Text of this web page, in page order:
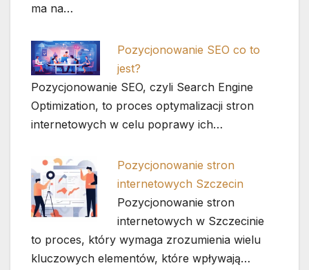
ma na…
Pozycjonowanie SEO co to
jest?
Pozycjonowanie SEO, czyli Search Engine
Optimization, to proces optymalizacji stron
internetowych w celu poprawy ich…
Pozycjonowanie stron
internetowych Szczecin
Pozycjonowanie stron
internetowych w Szczecinie
to proces, który wymaga zrozumienia wielu
kluczowych elementów, które wpływają…